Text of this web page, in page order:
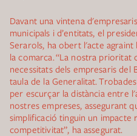
Davant una vintena
municipals i d’entitats, el
Serarols, ha obert l'acte agraint
la comarca. “La nostra prioritat
necessitats dels empresaris del
taula de la Generalitat.
per escurçar la distància entre
nostres empreses, assegurant
simplificació tinguin un impacte
competitivitat”, ha assegurat.